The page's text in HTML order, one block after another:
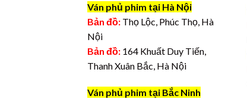
Ván phủ phim tại Hà Nội
Bản đồ: Thọ Lộc, Phúc Thọ, Hà
Nội
Bản đồ: 164 Khuất Duy Tiến,
Thanh Xuân Bắc, Hà Nội
Ván phủ phim tại Bắc Ninh